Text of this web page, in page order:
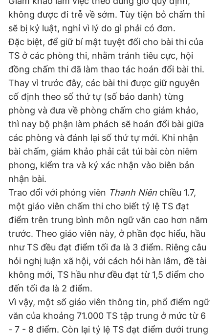
không được đi trễ về sớm. Tùy tiện bỏ chấm thi
sẽ bị kỷ luật, nghỉ vì lý do gì phải có đơn.
Đặc biệt, để giữ bí mật tuyệt đối cho bài thi của
TS ở các phòng thi, nhằm tránh tiêu cực, hội
đồng chấm thi đã làm thao tác hoán đổi bài thi.
Thay vì trước đây, các bài thi được giữ nguyên
cố định theo số thứ tự (số báo danh) từng
phòng và đưa về phòng chấm cho giám khảo,
thì nay bộ phận làm phách sẽ hoán đổi bài giữa
các phòng và đánh lại số thứ tự mới. Khi nhận
bài chấm, giám khảo phải cắt túi bài còn niêm
phong, kiểm tra và ký xác nhận vào biên bản
nhận bài.
Trao đổi với phóng viên Thanh Niên chiều 1.7,
một giáo viên chấm thi cho biết tỷ lệ TS đạt
điểm trên trung bình môn ngữ văn cao hơn năm
trước. Theo giáo viên này, ở phần đọc hiểu, hầu
như TS đều đạt điểm tối đa là 3 điểm. Riêng câu
hỏi nghị luận xã hội, với cách hỏi hàn lâm, đề tài
không mới, TS hầu như đều đạt từ 1,5 điểm cho
đến tối đa là 2 điểm.
Vì vậy, một số giáo viên thông tin, phổ điểm ngữ
văn của khoảng 71.000 TS tập trung ở mức từ 6
- 7 - 8 điểm. Còn lại tỷ lệ TS đạt điểm dưới trung